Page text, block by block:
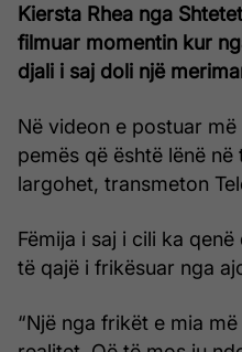
Kiersta Rhea nga
filmuar momentin kur
djali i saj doli një
Në videon e postuar
pemës që është lënë
largohet, transmeton
Fëmija i saj i cili ka
të qajë i frikësuar nga
“Një nga frikët e mia